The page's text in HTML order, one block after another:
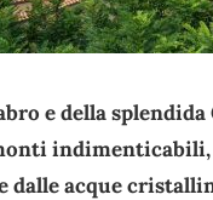
e della splendida
indimenticabili,
dalle acque